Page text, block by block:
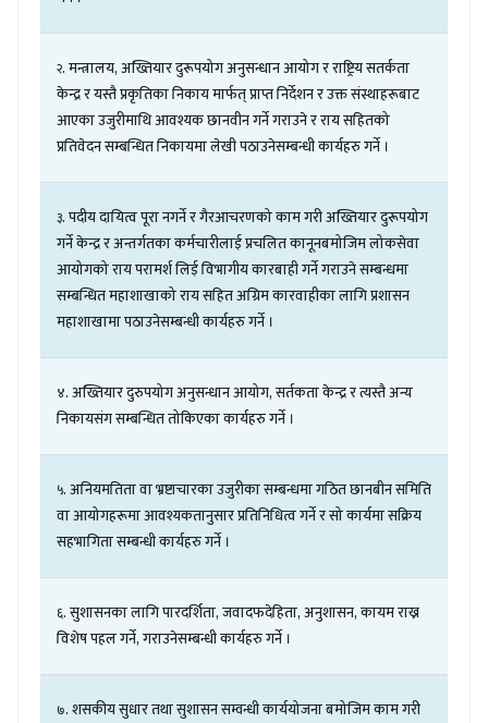
२.मन्त्रालय,अख्तियारदुरूपयोगअनुसन्धानआयोगरराष्ट्रियसतर्कता
केन्द्ररयस्तैप्रकृतिकानिकायमार्फत्प्राप्तनिर्देशनरउक्तसंस्थाहरूबाट
आएकाउजुरीमाथिआवश्यकछानवीनगर्नेगराउनेररायसहितको
प्रतिवेदनसम्बन्धितनिकायमालेखीपठाउनेसम्बन्धीकार्यहरुगर्ने ।
३.पदीयदायित्वपूरानगर्नेरगैरआचरणकोकामगरीअख्तियारदुरूपयोग
गर्नेकेन्द्ररअन्तर्गतकाकर्मचारीलाईप्रचलितकानूनबमोजिमलोकसेवा
आयोगकोरायपरामर्शलिईविभागीयकारबाहीगर्नेगराउनेसम्बन्धमा
सम्बन्धितमहाशाखाकोरायसहितअग्रिमकारवाहीकालागिप्रशासन
महाशाखामापठाउनेसम्बन्धीकार्यहरुगर्ने ।
४.अख्तियारदुरुपयोगअनुसन्धानआयोग,सर्तकताकेन्द्ररत्यस्तैअन्य
निकायसंगसम्बन्धिततोकिएकाकार्यहरुगर्ने ।
५.अनियमतितावाभ्रष्टाचारकाउजुरीकासम्बन्धमागठितछानबीनसमिति
वाआयोगहरूमाआवश्यकतानुसारप्रतिनिधित्वगर्नेरसोकार्यमासक्रिय
सहभागितासम्बन्धीकार्यहरुगर्ने ।
६.सुशासनकालागिपारदर्शिता,जवादफदेहिता,अनुशासन,कायमराख्न
विशेषपहलगर्ने,गराउनेसम्बन्धीकार्यहरुगर्ने ।
७.शसकीयसुधारतथासुशासनसम्वन्धीकार्ययोजनाबमोजिमकामगरी